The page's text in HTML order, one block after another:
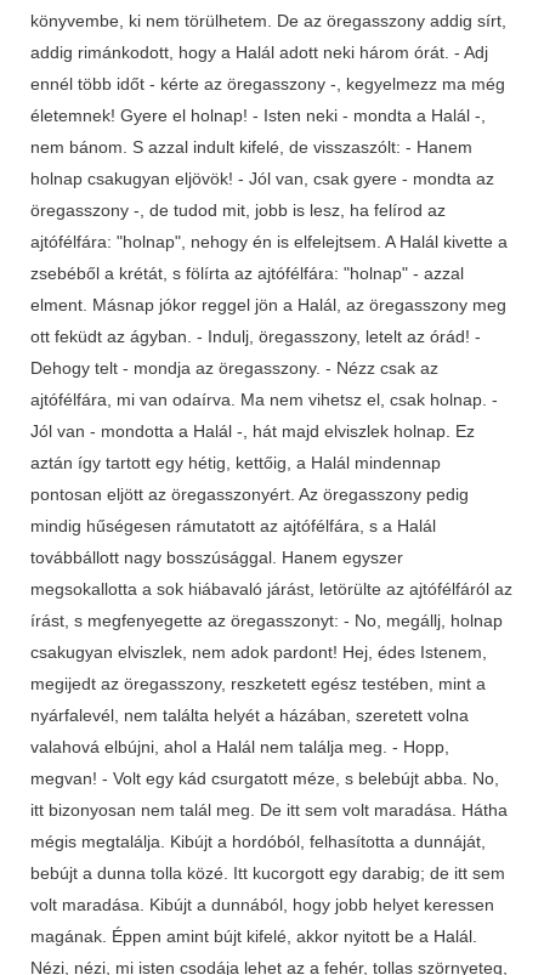
könyvembe, ki nem törülhetem. De az öregasszony addig sírt,
addig rimánkodott, hogy a Halál adott neki három órát. - Adj
ennél több időt - kérte az öregasszony -, kegyelmezz ma még
életemnek! Gyere el holnap! - Isten neki - mondta a Halál -,
nem bánom. S azzal indult kifelé, de visszaszólt: - Hanem
holnap csakugyan eljövök! - Jól van, csak gyere - mondta az
öregasszony -, de tudod mit, jobb is lesz, ha felírod az
ajtófélfára: "holnap", nehogy én is elfelejtsem. A Halál kivette a
zsebéből a krétát, s fölírta az ajtófélfára: "holnap" - azzal
elment. Másnap jókor reggel jön a Halál, az öregasszony meg
ott feküdt az ágyban. - Indulj, öregasszony, letelt az órád! -
Dehogy telt - mondja az öregasszony. - Nézz csak az
ajtófélfára, mi van odaírva. Ma nem vihetsz el, csak holnap. -
Jól van - mondotta a Halál -, hát majd elviszlek holnap. Ez
aztán így tartott egy hétig, kettőig, a Halál mindennap
pontosan eljött az öregasszonyért. Az öregasszony pedig
mindig hűségesen rámutatott az ajtófélfára, s a Halál
továbbállott nagy bosszúsággal. Hanem egyszer
megsokallotta a sok hiábavaló járást, letörülte az ajtófélfáról az
írást, s megfenyegette az öregasszonyt: - No, megállj, holnap
csakugyan elviszlek, nem adok pardont! Hej, édes Istenem,
megijedt az öregasszony, reszketett egész testében, mint a
nyárfalevél, nem találta helyét a házában, szeretett volna
valahová elbújni, ahol a Halál nem találja meg. - Hopp,
megvan! - Volt egy kád csurgatott méze, s belebújt abba. No,
itt bizonyosan nem talál meg. De itt sem volt maradása. Hátha
mégis megtalálja. Kibújt a hordóból, felhasította a dunnáját,
bebújt a dunna tolla közé. Itt kucorgott egy darabig; de itt sem
volt maradása. Kibújt a dunnából, hogy jobb helyet keressen
magának. Éppen amint bújt kifelé, akkor nyitott be a Halál.
Nézi, nézi, mi isten csodája lehet az a fehér, tollas szörnyeteg,